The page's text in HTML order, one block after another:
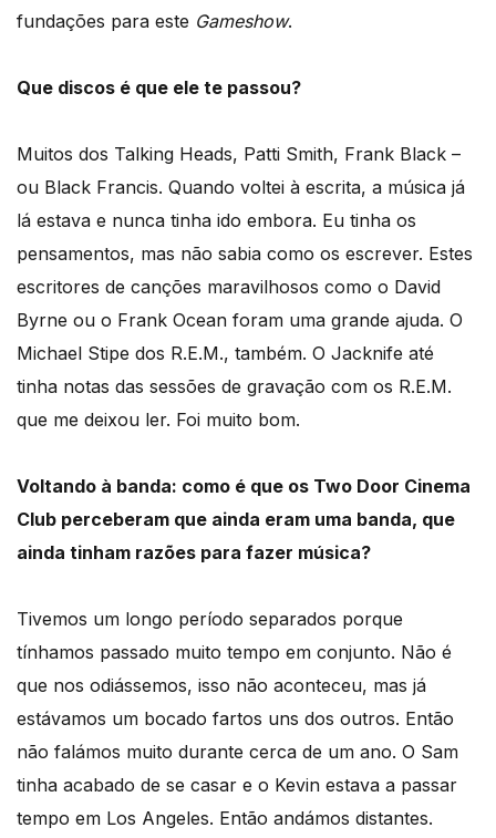
fundações para este Gameshow.
Que discos é que ele te passou?
Muitos dos Talking Heads, Patti Smith, Frank Black –
ou Black Francis. Quando voltei à escrita, a música já
lá estava e nunca tinha ido embora. Eu tinha os
pensamentos, mas não sabia como os escrever. Estes
escritores de canções maravilhosos como o David
Byrne ou o Frank Ocean foram uma grande ajuda. O
Michael Stipe dos R.E.M., também. O Jacknife até
tinha notas das sessões de gravação com os R.E.M.
que me deixou ler. Foi muito bom.
Voltando à banda: como é que os Two Door Cinema
Club perceberam que ainda eram uma banda, que
ainda tinham razões para fazer música?
Tivemos um longo período separados porque
tínhamos passado muito tempo em conjunto. Não é
que nos odiássemos, isso não aconteceu, mas já
estávamos um bocado fartos uns dos outros. Então
não falámos muito durante cerca de um ano. O Sam
tinha acabado de se casar e o Kevin estava a passar
tempo em Los Angeles. Então andámos distantes.